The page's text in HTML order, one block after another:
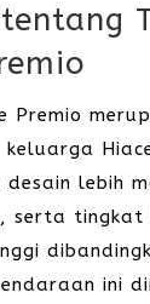
Premio
desain lebih
serta tingkat
ini